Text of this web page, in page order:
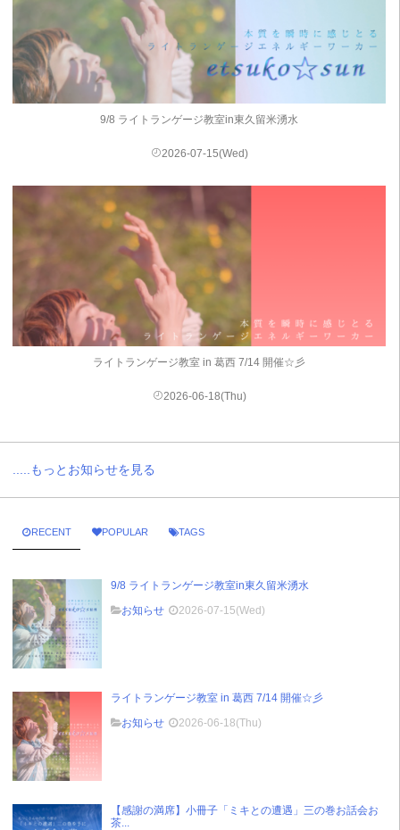
9/8 ライトランゲージ教室in東久留米湧水
2026-07-15(Wed)
ライトランゲージ教室 in 葛西 7/14 開催☆彡
2026-06-18(Thu)
.....もっとお知らせを見る
RECENT POPULAR TAGS
9/8 ライトランゲージ教室in東久留米湧水
お知らせ
2026-07-15(Wed)
ライトランゲージ教室 in 葛西 7/14 開催☆彡
お知らせ
2026-06-18(Thu)
【感謝の満席】小冊子「ミキとの遭遇」三の巻お話会お
茶...